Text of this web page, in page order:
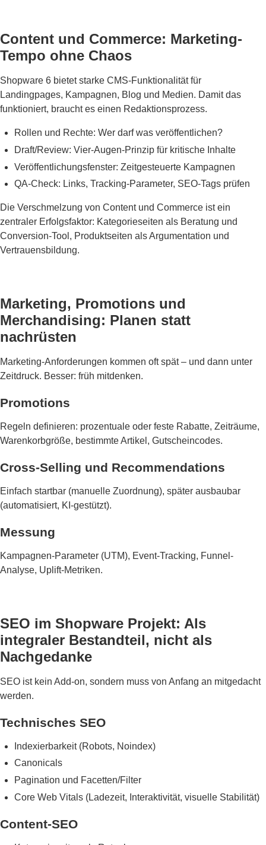
Content und Commerce: Marketing-
Tempo ohne Chaos
Shopware 6 bietet starke CMS-Funktionalität für
Landingpages, Kampagnen, Blog und Medien. Damit das
funktioniert, braucht es einen Redaktionsprozess.
Rollen und Rechte: Wer darf was veröffentlichen?
Draft/Review: Vier-Augen-Prinzip für kritische Inhalte
Veröffentlichungsfenster: Zeitgesteuerte Kampagnen
QA-Check: Links, Tracking-Parameter, SEO-Tags prüfen
Die Verschmelzung von Content und Commerce ist ein
zentraler Erfolgsfaktor: Kategorieseiten als Beratung und
Conversion-Tool, Produktseiten als Argumentation und
Vertrauensbildung.
Marketing, Promotions und
Merchandising: Planen statt
nachrüsten
Marketing-Anforderungen kommen oft spät – und dann unter
Zeitdruck. Besser: früh mitdenken.
Promotions
Regeln definieren: prozentuale oder feste Rabatte, Zeiträume,
Warenkorbgröße, bestimmte Artikel, Gutscheincodes.
Cross-Selling und Recommendations
Einfach startbar (manuelle Zuordnung), später ausbaubar
(automatisiert, KI-gestützt).
Messung
Kampagnen-Parameter (UTM), Event-Tracking, Funnel-
Analyse, Uplift-Metriken.
SEO im Shopware Projekt: Als
integraler Bestandteil, nicht als
Nachgedanke
SEO ist kein Add-on, sondern muss von Anfang an mitgedacht
werden.
Technisches SEO
Indexierbarkeit (Robots, Noindex)
Canonicals
Pagination und Facetten/Filter
Core Web Vitals (Ladezeit, Interaktivität, visuelle Stabilität)
Content-SEO